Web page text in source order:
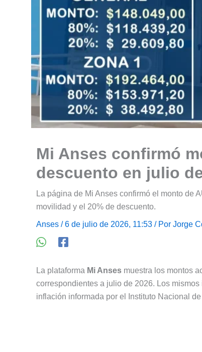
Mi Anses confirmó
descuento en julio
La página de Mi Anses confirmó el monto de
movilidad y el 20% de descuento.
Anses / 6 de julio de 2026, 11:53 / Por Jorge
La plataforma Mi Anses muestra los montos
correspondientes a julio de 2026. Los
inflación informada por el Instituto Nacional